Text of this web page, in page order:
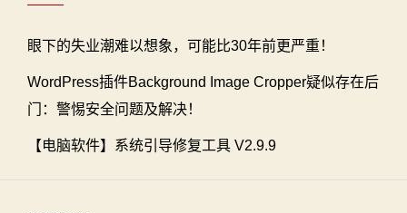
眼下的失业潮难以想象，可能比30年前更严重！
WordPress插件Background Image Cropper疑似存在后
门：警惕安全问题及解决！
【电脑软件】系统引导修复工具 V2.9.9